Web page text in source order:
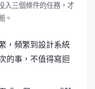
入三個條件的任務，才
。
，頻繁到設計系統
的事，不值得寫迴